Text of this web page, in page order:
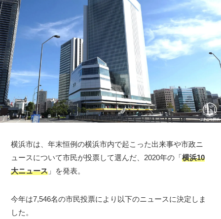
横浜市は、年末恒例の横浜市内で起こった出来事や市政ニ
ュースについて市民が投票して選んだ、2020年の「横浜10
大ニュース 」を発表。
今年は7,546名の市民投票により以下のニュースに決定しま
した。